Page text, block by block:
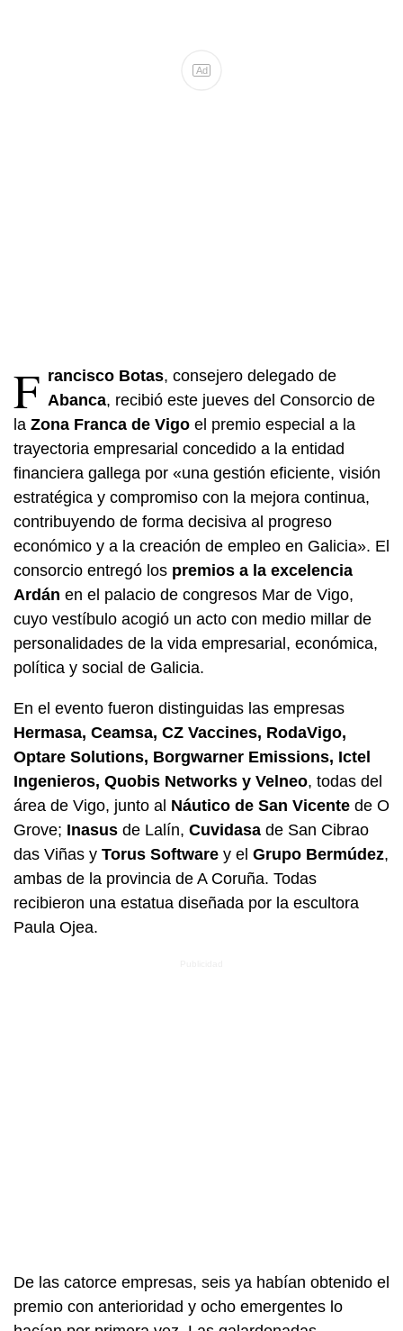
Ad
F rancisco Botas, consejero delegado de
Abanca, recibió este jueves del Consorcio de
la Zona Franca de Vigo el premio especial a la
trayectoria empresarial concedido a la entidad
financiera gallega por «una gestión eficiente, visión
estratégica y compromiso con la mejora continua,
contribuyendo de forma decisiva al progreso
económico y a la creación de empleo en Galicia». El
consorcio entregó los premios a la excelencia
Ardán en el palacio de congresos Mar de Vigo,
cuyo vestíbulo acogió un acto con medio millar de
personalidades de la vida empresarial, económica,
política y social de Galicia.
En el evento fueron distinguidas las empresas
Hermasa, Ceamsa, CZ Vaccines, RodaVigo,
Optare Solutions, Borgwarner Emissions, Ictel
Ingenieros, Quobis Networks y Velneo, todas del
área de Vigo, junto al Náutico de San Vicente de O
Grove; Inasus de Lalín, Cuvidasa de San Cibrao
das Viñas y Torus Software y el Grupo Bermúdez,
ambas de la provincia de A Coruña. Todas
recibieron una estatua diseñada por la escultora
Paula Ojea.
De las catorce empresas, seis ya habían obtenido el
premio con anterioridad y ocho emergentes lo